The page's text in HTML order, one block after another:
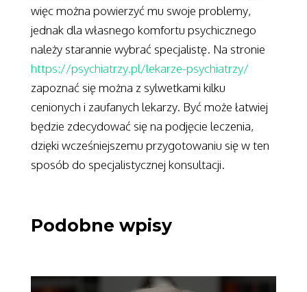
więc można powierzyć mu swoje problemy,
jednak dla własnego komfortu psychicznego
należy starannie wybrać specjalistę. Na stronie
https://psychiatrzy.pl/lekarze-psychiatrzy/
zapoznać się można z sylwetkami kilku
cenionych i zaufanych lekarzy. Być może łatwiej
będzie zdecydować się na podjęcie leczenia,
dzięki wcześniejszemu przygotowaniu się w ten
sposób do specjalistycznej konsultacji.
Podobne wpisy